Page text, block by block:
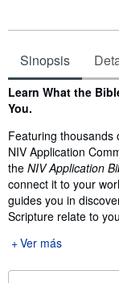
Sinopsis
Sinopsis
Learn What the
You.
Featuring thousands
NIV Application
the NIV Application
connect it to your
guides you in
Scripture relate to
Ver más